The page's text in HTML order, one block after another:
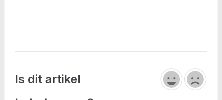
Is dit artikel